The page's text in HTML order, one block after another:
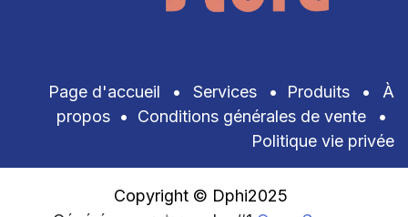
Page d'accueil • Services • Produits •
À
propos • Conditions générales de vente
•
Politique vie privée
Copyright © Dphi2025